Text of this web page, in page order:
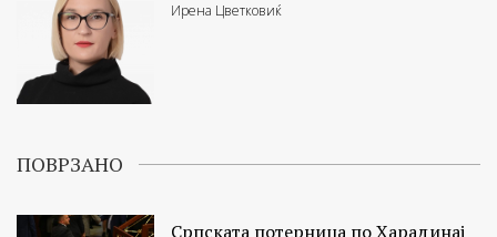
Ирена Цветковиќ
ПОВРЗАНО
Српската потерница по Харадинај